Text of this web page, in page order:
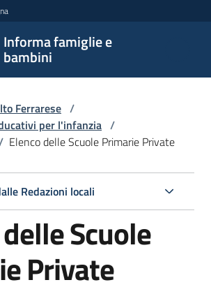
Informa famiglie e
bambini
Ferrarese /
per l'infanzia /
Elenco delle Scuole Primarie Private
Redazioni locali
Scuole
Private